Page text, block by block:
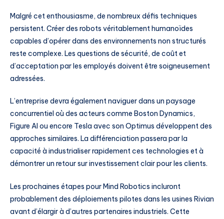
Malgré cet enthousiasme, de nombreux défis techniques
persistent. Créer des robots véritablement humanoïdes
capables d’opérer dans des environnements non structurés
reste complexe. Les questions de sécurité, de coût et
d’acceptation par les employés doivent être soigneusement
adressées.
L’entreprise devra également naviguer dans un paysage
concurrentiel où des acteurs comme Boston Dynamics,
Figure AI ou encore Tesla avec son Optimus développent des
approches similaires. La différenciation passera par la
capacité à industrialiser rapidement ces technologies et à
démontrer un retour sur investissement clair pour les clients.
Les prochaines étapes pour Mind Robotics incluront
probablement des déploiements pilotes dans les usines Rivian
avant d’élargir à d’autres partenaires industriels. Cette